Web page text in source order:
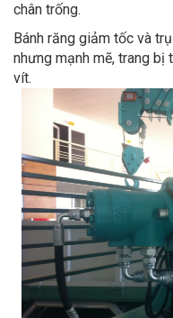
chân trống.
Bánh răng giảm tốc và
nhưng mạnh mẽ, trang
vít.